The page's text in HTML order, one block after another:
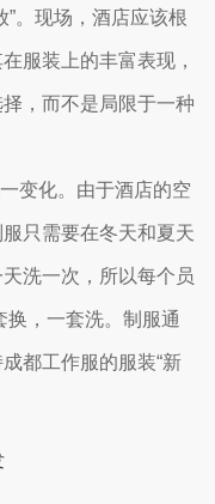
”。现场，酒店应该根
服装上的丰富表现，
，而不是局限于一种
变化。由于酒店的空
只需要在冬天和夏天
洗一次，所以每个员
换，一套洗。制服通
都工作服的服装“新